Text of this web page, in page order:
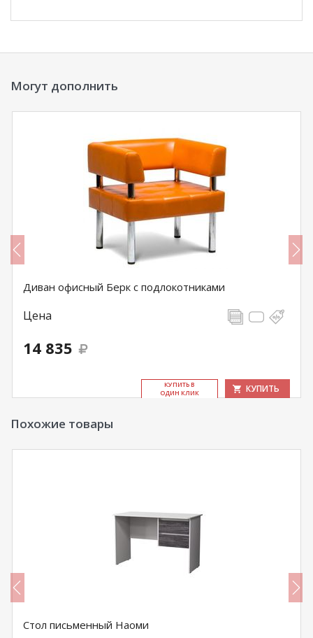
Могут дополнить
Диван офисный Берк с подлокотниками
Цена
14 835
КУ­ПИТЬ В
ОДИН КЛИК
КУПИТЬ
Похожие товары
Стол письменный Наоми